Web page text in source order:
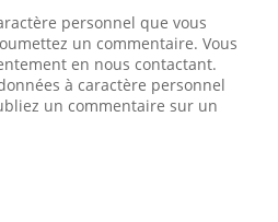
personnel que vous
un commentaire. Vous
en nous contactant.
à caractère personnel
un commentaire sur un